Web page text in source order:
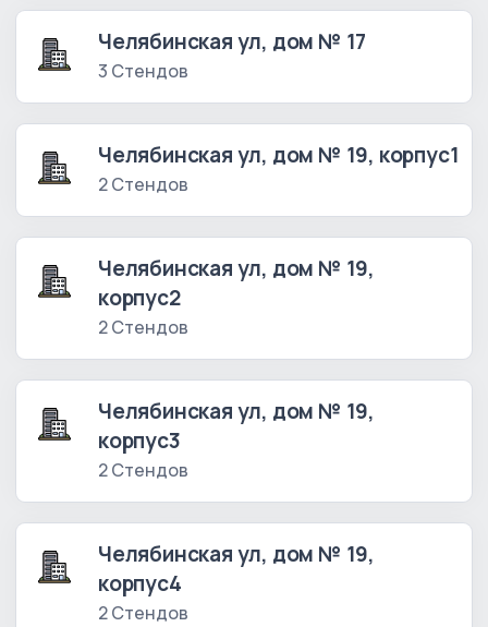
Челябинская ул, дом № 17
3 Стендов
Челябинская ул, дом № 19, корпус1
2 Стендов
Челябинская ул, дом № 19,
корпус2
2 Стендов
Челябинская ул, дом № 19,
корпус3
2 Стендов
Челябинская ул, дом № 19,
корпус4
2 Стендов